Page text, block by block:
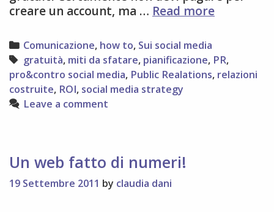
creare un account, ma … Read moreSocial
luoghi
comuni
da
Categories
Comunicazione, how to, Sui social media
Tags
gratuità, miti da sfatare, pianificazione, PR,
pro&contro social media, Public Realations, relazioni
costruite, ROI, social media strategy
Leave a comment
Un web fatto di numeri!
19 Settembre 2011 by claudia dani